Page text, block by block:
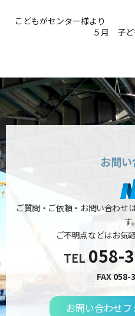
こどもがセンター様より
５月 子ど
お問
ご質問・ご依頼・お問い合わせ
す。
ご不明点などはお気
TEL 058-
FAX 058-
お問い合わせ